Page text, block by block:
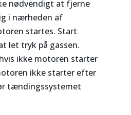
nødvendigt at fjerne
i nærheden af
startes. Start
let tryk på gassen.
ikke motoren starter
ikke starter efter
tændingssystemet